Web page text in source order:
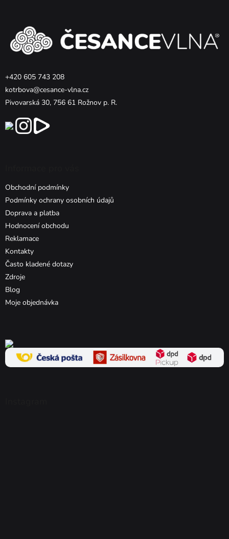
+420 605 743 208
kotrbova@cesance-vlna.cz
Pivovarská 30, 756 61 Rožnov p. R.
Obchodní podmínky
Podmínky ochrany osobních údajů
Doprava a platba
Hodnocení obchodu
Reklamace
Kontakty
Často kladené dotazy
Zdroje
Blog
Moje objednávka